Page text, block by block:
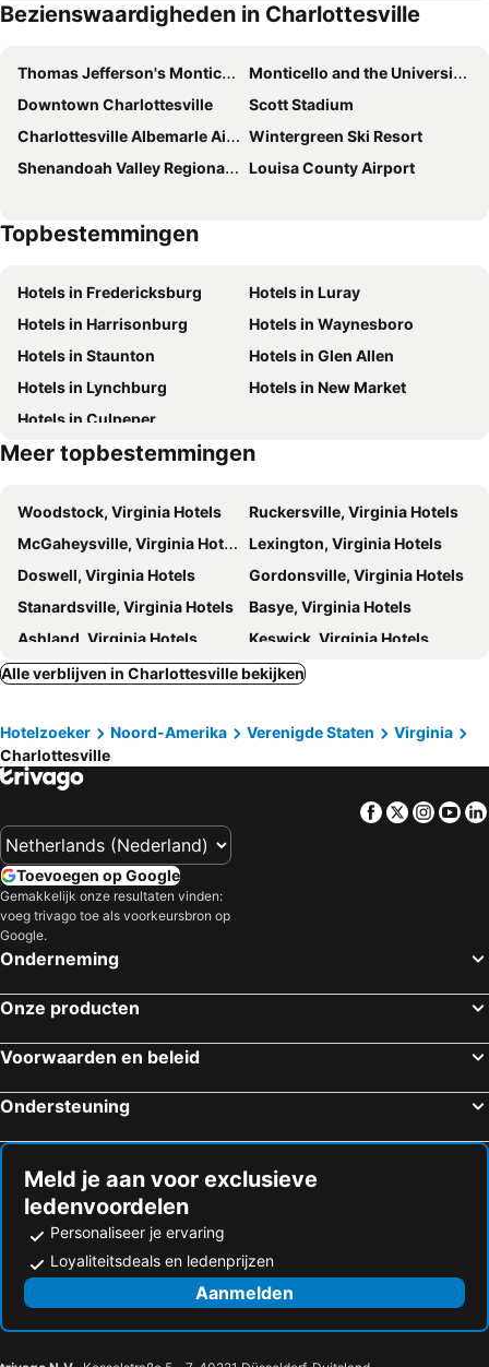
Hyatt Place Charlottesville
Holiday Inn Express & Suites Charlottesville By Ihg
Residence Inn by Marriott Charlottesville Downtown
Hilton Garden Inn Charlottesville
Sleep Inn & Suites Monticello
Hampton Inn & Suites Charlottesville-At The University
The Draftsman, Charlottesville, University, Autograph Collection Hotel
Super 8 by Wyndham Charlottesville
Oakhurst Inn
Home2 Suites by Hilton Charlottesville Downtown
Albemarle Estate at Trump Winery
Bezienswaardigheden in Charlottesville
Thomas Jefferson's Monticello
Monticello and the University of Virginia in Charlottesville
Downtown Charlottesville
Scott Stadium
Charlottesville Albemarle Airport
Wintergreen Ski Resort
Shenandoah Valley Regional Airport
Louisa County Airport
Topbestemmingen
Hotels in Fredericksburg
Hotels in Luray
Hotels in Harrisonburg
Hotels in Waynesboro
Hotels in Staunton
Hotels in Glen Allen
Hotels in Lynchburg
Hotels in New Market
Hotels in Culpeper
Meer topbestemmingen
Woodstock, Virginia Hotels
Ruckersville, Virginia Hotels
McGaheysville, Virginia Hotels
Lexington, Virginia Hotels
Doswell, Virginia Hotels
Gordonsville, Virginia Hotels
Stanardsville, Virginia Hotels
Basye, Virginia Hotels
Ashland, Virginia Hotels
Keswick, Virginia Hotels
Afton, Virginia Hotels
Orange, Virginia Hotels
Syria, Virginia Hotels
Shenandoah Junction, West Virginia Hotels
Arrington, Virginia Hotels
Stanley, Virginia Hotels
Louisa, Virginia Hotels
Waynesboro, Virginia Hotels
Staunton, Virginia Hotels
Lynchburg, Virginia Hotels
Huddleston, Virginia Hotels
New York, New York Hotels
Miami Beach, Florida Hotels
Los Angeles, Californië Hotels
Boston, Massachusetts Hotels
Alle verblijven in Charlottesville bekijken
Hotelzoeker Noord-Amerika Verenigde Staten
Virginia
Charlottesville
Facebook
Twitter
Toevoegen op Google
Gemakkelijk onze resultaten vinden:
voeg trivago toe als voorkeursbron op
Google.
Onderneming
Onze producten
Voorwaarden en beleid
Ondersteuning
Meld je aan voor exclusieve
ledenvoordelen
Personaliseer je ervaring
Loyaliteitsdeals en ledenprijzen
Aanmelden